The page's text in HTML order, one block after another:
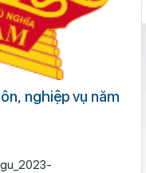
nghiệp vụ năm